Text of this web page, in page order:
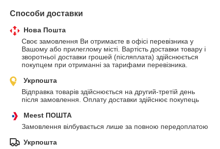
Способи доставки
Нова Пошта
Своє замовлення Ви отримаєте в офісі перевізника у
Вашому або прилеглому місті. Вартість доставки товару і
зворотньої доставки грошей (післяплата) здійснюється
покупцем при отриманні за тарифами перевізника.
Укрпошта
Відправка товарів здійснюється на другий-третій день
після замовлення. Оплату доставки здійснює покупець
Meest ПОШТА
Замовлення вілбувається лише за повною передоплатою
Укрпошта